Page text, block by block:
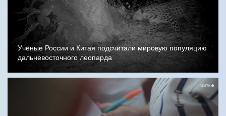
Учёные России и Китая подсчитали мировую популяцию
дальневосточного леопарда